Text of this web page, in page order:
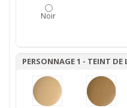
Noir
PERSONNAGE 1 - TEINT DE